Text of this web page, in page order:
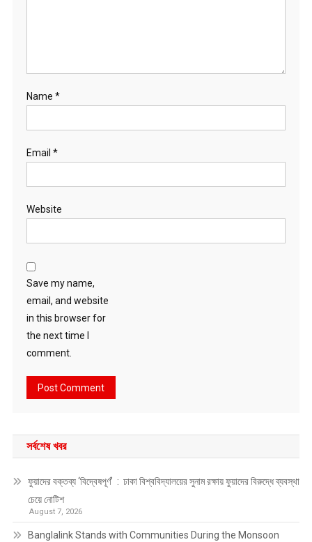
Name *
Email *
Website
Save my name,
email, and website
in this browser for
the next time I
comment.
সর্বশেষ খবর
ফুয়াদের বক্তব্য ‘বিদ্বেষপূর্ণ’ : ঢাকা বিশ্ববিদ্যালয়ের সুনাম রক্ষায় ফুয়াদের বিরুদ্ধে ব্যবস্থা
চেয়ে নোটিশ
August 7, 2026
Banglalink Stands with Communities During the Monsoon